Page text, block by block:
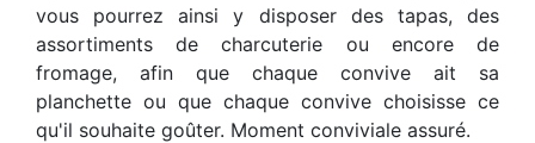
vous pourrez ainsi y disposer des tapas, des
assortiments de charcuterie ou encore de
fromage, afin que chaque convive ait sa
planchette ou que chaque convive choisisse ce
qu'il souhaite goûter. Moment conviviale assuré.